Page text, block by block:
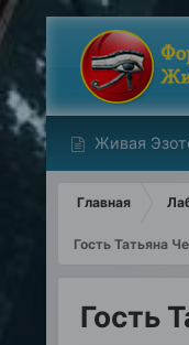
Живая
Главная
Гость Татьяна
Гость